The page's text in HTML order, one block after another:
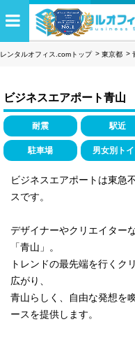
レンタルオフィス.comトップ 東京都
ビジネスエアポート青山
耐震 駅近
駐車場 男女別ト
ビジネスエアポートは東急
スです。
デザイナーやクリエイター
「青山」。
トレンドの最先端を行くク
広がり、
青山らしく、自由な発想を
ースを提供します。